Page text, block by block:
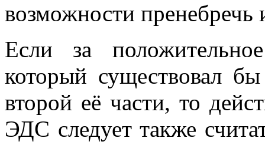
возможности пренебречь
Если за
который существовал
второй её части, то
ЭДС следует также